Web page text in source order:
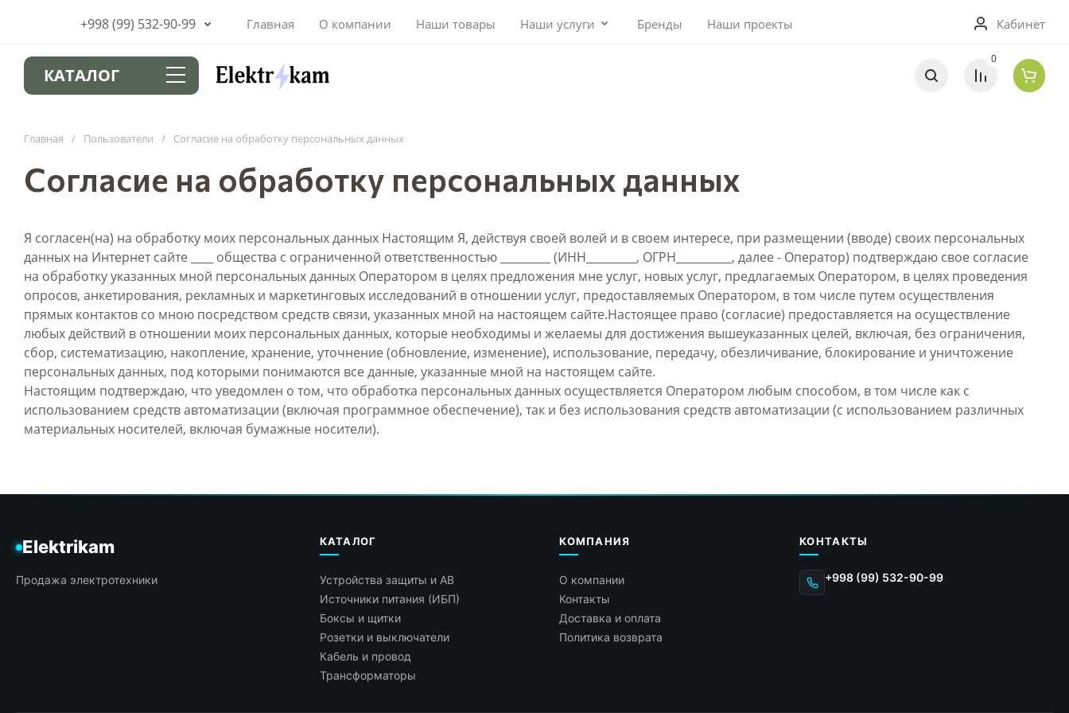
+998 (99) 532-90-99 Главная О компании Наши товары Наши услуги Бренды Наши проекты Кабинет
КАТАЛОГ
0
Главная / Пользователи / Согласие на обработку персональных данных
Согласие на обработку персональных данных
Я согласен(на) на обработку моих персональных данных Настоящим Я, действуя своей волей и в своем интересе, при размещении (вводе) своих персональных
данных на Интернет сайте ____ общества с ограниченной ответственностью _________ (ИНН_________, ОГРН__________, далее - Оператор) подтверждаю свое согласие
на обработку указанных мной персональных данных Оператором в целях предложения мне услуг, новых услуг, предлагаемых Оператором, в целях проведения
опросов, анкетирования, рекламных и маркетинговых исследований в отношении услуг, предоставляемых Оператором, в том числе путем осуществления
прямых контактов со мною посредством средств связи, указанных мной на настоящем сайте.Настоящее право (согласие) предоставляется на осуществление
любых действий в отношении моих персональных данных, которые необходимы и желаемы для достижения вышеуказанных целей, включая, без ограничения,
сбор, систематизацию, накопление, хранение, уточнение (обновление, изменение), использование, передачу, обезличивание, блокирование и уничтожение
персональных данных, под которыми понимаются все данные, указанные мной на настоящем сайте.
Настоящим подтверждаю, что уведомлен о том, что обработка персональных данных осуществляется Оператором любым способом, в том числе как с
использованием средств автоматизации (включая программное обеспечение), так и без использования средств автоматизации (с использованием различных
материальных носителей, включая бумажные носители).
Elektrikam
Продажа электротехники
КАТАЛОГ
Устройства защиты и АВ
Источники питания (ИБП)
Боксы и щитки
Розетки и выключатели
Кабель и провод
Трансформаторы
КОМПАНИЯ
О компании
Контакты
Доставка и оплата
Политика возврата
КОНТАКТЫ
+998 (99) 532-90-99